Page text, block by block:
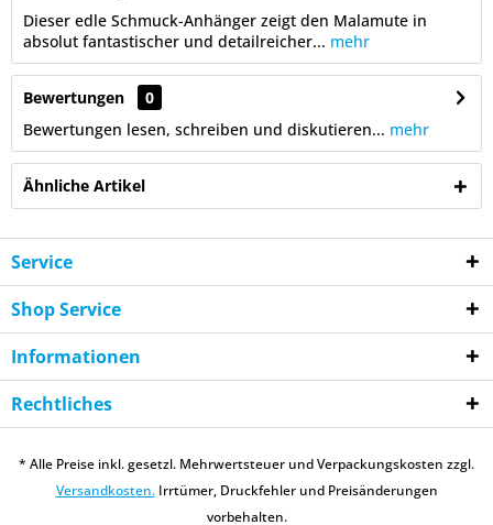
Dieser edle Schmuck-Anhänger zeigt den Malamute in
absolut fantastischer und detailreicher... mehr
Bewertungen
0
Bewertungen lesen, schreiben und diskutieren... mehr
Ähnliche Artikel
Service
Shop Service
Informationen
Rechtliches
* Alle Preise inkl. gesetzl. Mehrwertsteuer und Verpackungskosten zzgl.
Versandkosten.Irrtümer, Druckfehler und Preisänderungen
vorbehalten.